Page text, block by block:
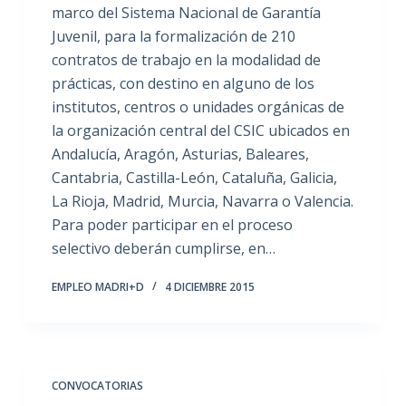
marco del Sistema Nacional de Garantía
Juvenil, para la formalización de 210
contratos de trabajo en la modalidad de
prácticas, con destino en alguno de los
institutos, centros o unidades orgánicas de
la organización central del CSIC ubicados en
Andalucía, Aragón, Asturias, Baleares,
Cantabria, Castilla-León, Cataluña, Galicia,
La Rioja, Madrid, Murcia, Navarra o Valencia.
Para poder participar en el proceso
selectivo deberán cumplirse, en…
EMPLEO MADRI+D 4 DICIEMBRE 2015
CONVOCATORIAS